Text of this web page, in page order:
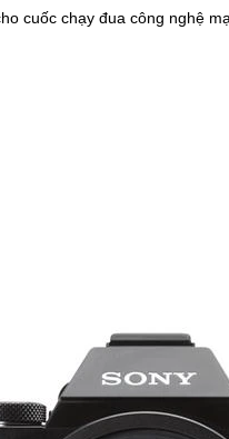
cuốc chạy đua công nghệ